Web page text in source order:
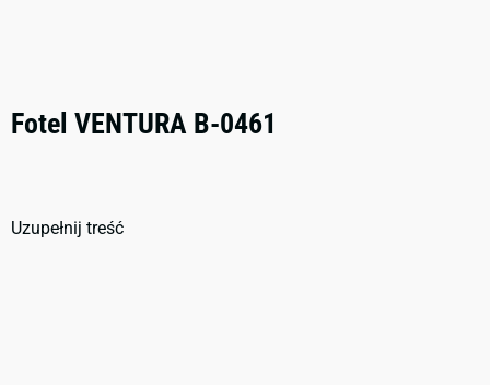
Fotel VENTURA B-0461
Uzupełnij treść